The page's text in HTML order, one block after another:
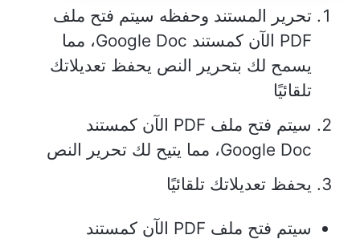
تحرير المستند وحفظه سيتم فتح ملف
PDF الآن كمستند Google Doc، مما
يسمح لك بتحرير النص يحفظ تعديلاتك
تلقائيًا
سيتم فتح ملف PDF الآن كمستند
Google Doc، مما يتيح لك تحرير النص
يحفظ تعديلاتك تلقائيًا
سيتم فتح ملف PDF الآن كمستند